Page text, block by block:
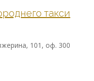
такси
101, оф. 300